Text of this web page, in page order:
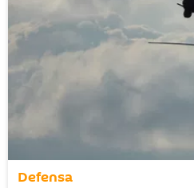
Defensa